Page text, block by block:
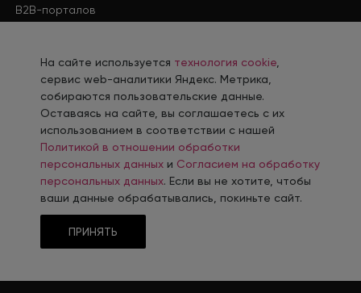
B2B-порталов
ПРОДВИЖЕНИЕ
Комплексное продвижение
Контекстная реклама
Продвижение в социальных
сетях
Поисковое продвижение
Контент-завод
Промышленный интернет-
маркетинг
Performance-маркетинг
Продвижение на
На сайте используется технология cookie
сервис web-аналитики Яндекс. Метрика,
собираются пользовательские данные.
Оставаясь на сайте, вы соглашаетесь с их
использованием в соответствии с нашей
Политикой в отношении обработки
персональных данных и Согласием на обработку
персональных данных. Если вы не хотите, чтобы
ваши данные обрабатывались, покиньте сайт.
ПРИНЯТЬ